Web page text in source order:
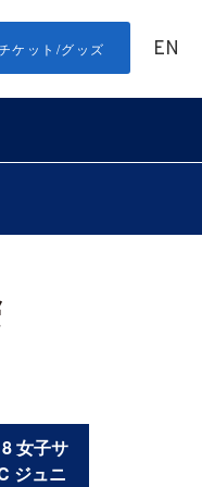
ケット/グッズ EN
女子サ
ジュニ